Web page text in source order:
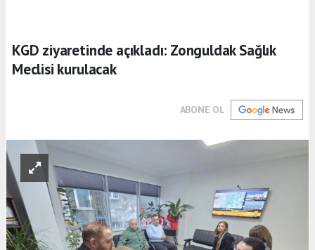
KGD ziyaretinde açıkladı: Zonguldak Sağlık
Meclisi kurulacak
ABONE OL